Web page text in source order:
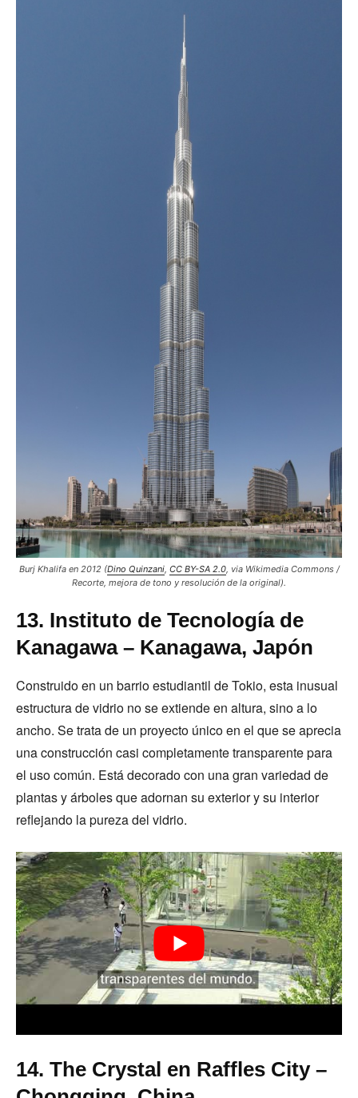
Burj Khalifa en 2012 (Dino Quinzani, CC BY-SA 2.0, via Wikimedia Commons /
Recorte, mejora de tono y resolución de la original).
13. Instituto de Tecnología de
Kanagawa – Kanagawa, Japón
Construido en un barrio estudiantil de Tokio, esta inusual
estructura de vidrio no se extiende en altura, sino a lo
ancho. Se trata de un proyecto único en el que se aprecia
una construcción casi completamente transparente para
el uso común. Está decorado con una gran variedad de
plantas y árboles que adornan su exterior y su interior
reflejando la pureza del vidrio.
14. The Crystal en Raffles City –